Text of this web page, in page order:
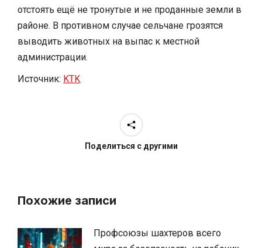
отстоять ещё не тронутые и не проданные земли в
районе. В противном случае сельчане грозятся
выводить животных на выпас к местной
администрации.
Источник: KTK
Поделиться с другими
Похожие записи
Профсоюзы шахтеров всего